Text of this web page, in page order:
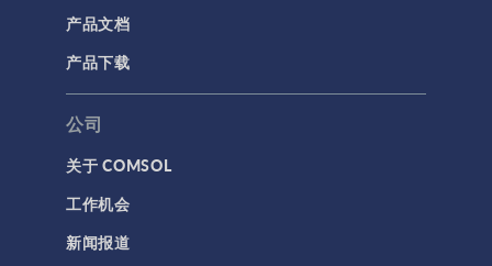
产品文档
产品下载
公司
关于 COMSOL
工作机会
新闻报道